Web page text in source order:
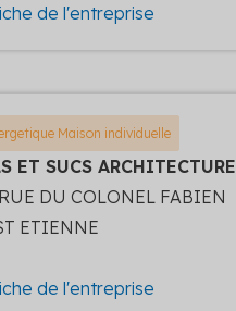
de l'entreprise
Maison individuelle
ET SUCS ARCHITECTURE
DU COLONEL FABIEN
ETIENNE
de l'entreprise